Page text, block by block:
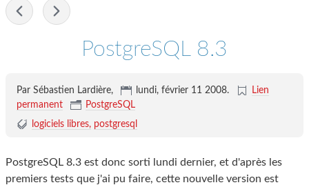
PostgreSQL 8.3
Par Sébastien Lardière, lundi, février 11 2008.
Lien
permanent
PostgreSQL
logiciels libres postgresql
PostgreSQL 8.3 est donc sorti lundi dernier, et d'après les
premiers tests que j'ai pu faire, cette nouvelle version est